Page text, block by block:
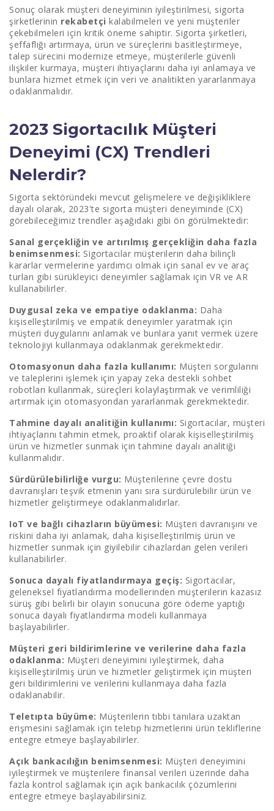
Sonuç olarak müşteri deneyiminin iyileştirilmesi, sigorta
şirketlerinin rekabetçi kalabilmeleri ve yeni müşteriler
çekebilmeleri için kritik öneme sahiptir. Sigorta şirketleri,
şeffaflığı artırmaya, ürün ve süreçlerini basitleştirmeye,
talep sürecini modernize etmeye, müşterilerle güvenli
ilişkiler kurmaya, müşteri ihtiyaçlarını daha iyi anlamaya ve
bunlara hizmet etmek için veri ve analitikten yararlanmaya
odaklanmalıdır.
2023 Sigortacılık Müşteri
Deneyimi (CX) Trendleri
Nelerdir?
Sigorta sektöründeki mevcut gelişmelere ve değişikliklere
dayalı olarak, 2023'te sigorta müşteri deneyiminde (CX)
görebileceğimiz trendler aşağıdaki gibi ön görülmektedir:
Sanal gerçekliğin ve artırılmış gerçekliğin daha fazla
benimsenmesi: Sigortacılar müşterilerin daha bilinçli
kararlar vermelerine yardımcı olmak için sanal ev ve araç
turları gibi sürükleyici deneyimler sağlamak için VR ve AR
kullanabilirler.
Duygusal zeka ve empatiye odaklanma: Daha
kişiselleştirilmiş ve empatik deneyimler yaratmak için
müşteri duygularını anlamak ve bunlara yanıt vermek üzere
teknolojiyi kullanmaya odaklanmak gerekmektedir.
Otomasyonun daha fazla kullanımı: Müşteri sorgularını
ve taleplerini işlemek için yapay zeka destekli sohbet
robotları kullanmak, süreçleri kolaylaştırmak ve verimliliği
artırmak için otomasyondan yararlanmak gerekmektedir.
Tahmine dayalı analitiğin kullanımı: Sigortacılar, müşteri
ihtiyaçlarını tahmin etmek, proaktif olarak kişiselleştirilmiş
ürün ve hizmetler sunmak için tahmine dayalı analitiği
kullanmalıdır.
Sürdürülebilirliğe vurgu: Müşterilerine çevre dostu
davranışları teşvik etmenin yanı sıra sürdürülebilir ürün ve
hizmetler geliştirmeye odaklanmalıdırlar.
IoT ve bağlı cihazların büyümesi: Müşteri davranışını ve
riskini daha iyi anlamak, daha kişiselleştirilmiş ürün ve
hizmetler sunmak için giyilebilir cihazlardan gelen verileri
kullanabilirler.
Sonuca dayalı fiyatlandırmaya geçiş: Sigortacılar,
geleneksel fiyatlandırma modellerinden müşterilerin kazasız
sürüş gibi belirli bir olayın sonucuna göre ödeme yaptığı
sonuca dayalı fiyatlandırma modeli kullanmaya
başlayabilirler.
Müşteri geri bildirimlerine ve verilerine daha fazla
odaklanma: Müşteri deneyimini iyileştirmek, daha
kişiselleştirilmiş ürün ve hizmetler geliştirmek için müşteri
geri bildirimlerini ve verilerini kullanmaya daha fazla
odaklanabilir.
Teletıpta büyüme: Müşterilerin tıbbi tanılara uzaktan
erişmesini sağlamak için teletıp hizmetlerini ürün tekliflerine
entegre etmeye başlayabilirler.
Açık bankacılığın benimsenmesi: Müşteri deneyimini
iyileştirmek ve müşterilere finansal verileri üzerinde daha
fazla kontrol sağlamak için açık bankacılık çözümlerini
entegre etmeye başlayabilirsiniz.